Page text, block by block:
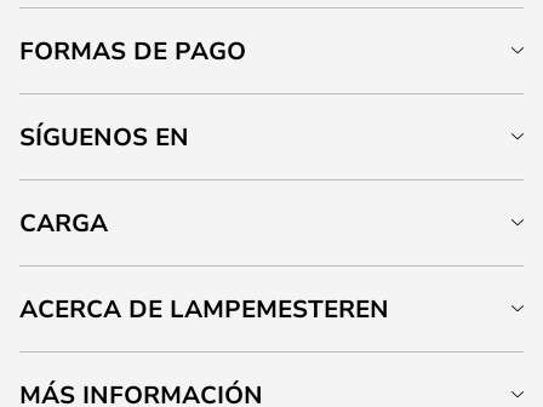
FORMAS DE PAGO
SÍGUENOS EN
CARGA
ACERCA DE LAMPEMESTEREN
MÁS INFORMACIÓN